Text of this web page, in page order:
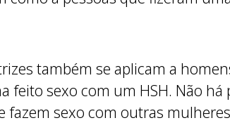
também se aplicam a
feito sexo com um HSH. Não
fazem sexo com outras